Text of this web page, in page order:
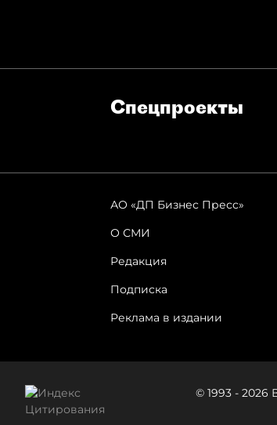
Спец­проекты
АО «ДП Бизнес Пресс»
О СМИ
Редакция
Подписка
Реклама в издании
© 1993 -